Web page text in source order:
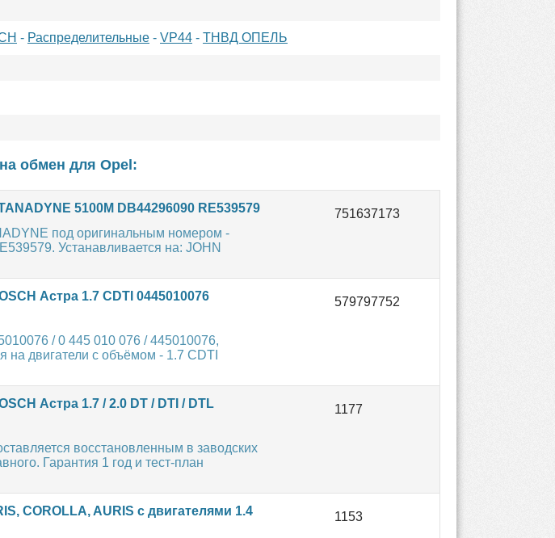
- Распределительные - VP44 - ТНВД ОПЕЛЬ
обмен для Opel :
5100M DB44296090 RE539579
под оригинальным номером -
Устанавливается на: JOHN
Астра 1.7 CDTI 0445010076
/ 0 445 010 076 / 445010076,
на двигатели с объёмом - 1.7 CDTI
Астра 1.7 / 2.0 DT / DTI / DTL
восстановленным в заводских
Гарантия 1 год и тест-план
COROLLA, AURIS с двигателями 1.4